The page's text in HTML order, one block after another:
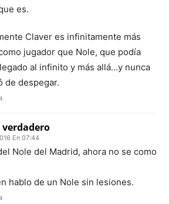
es.
Claver es infinitamente más
jugador que Nole, que podía
al infinito y más allá…y nunca
de despegar.
verdadero
En 07:44
Nole del Madrid, ahora no se como
hablo de un Nole sin lesiones.